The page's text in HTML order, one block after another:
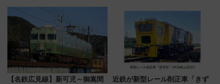
今年も発売 秋・早春に千葉県を
巡るなら使い勝手・コスパ抜群
【名鉄広見線】新可児～御嵩間
近鉄が新型レール削正車「きず